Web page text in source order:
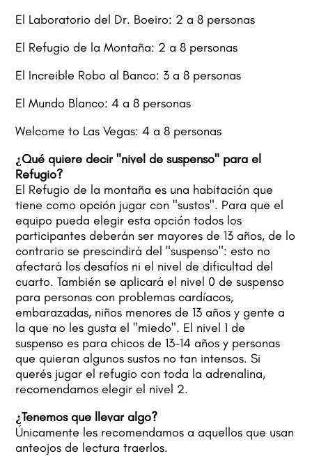
El Laboratorio del Dr. Boeiro: 2 a 8 personas
El Refugio de la Montaña: 2 a 8 personas
El Increible Robo al Banco: 3 a 8 personas
El Mundo Blanco: 4 a 8 personas
Welcome to Las Vegas: 4 a 8 personas
¿Qué quiere decir "nivel de suspenso" para el
Refugio?
El Refugio de la montaña es una habitación que
tiene como opción jugar con "sustos". Para que el
equipo pueda elegir esta opción todos los
participantes deberán ser mayores de 13 años, de lo
contrario se prescindirá del "suspenso": esto no
afectará los desafíos ni el nivel de dificultad del
cuarto. También se aplicará el nivel 0 de suspenso
para personas con problemas cardíacos,
embarazadas, niños menores de 13 años y gente a
la que no les gusta el "miedo". El nivel 1 de
suspenso es para chicos de 13-14 años y personas
que quieran algunos sustos no tan intensos. Si
querés jugar el refugio con toda la adrenalina,
recomendamos elegir el nivel 2.
¿Tenemos que llevar algo?
Únicamente les recomendamos a aquellos que usan
anteojos de lectura traerlos.